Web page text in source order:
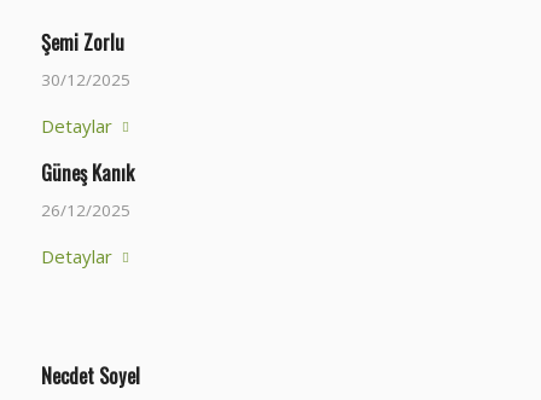
Şemi Zorlu
30/12/2025
Detaylar
Güneş Kanık
26/12/2025
Detaylar
Necdet Soyel